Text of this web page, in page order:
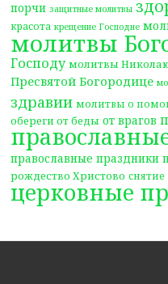
порчи защитные молитвы
красота крещение Господне
молитвы
Господу молитвы
Пресвятой Богородице
здравии молитвы о
обереги от беды от врагов
православные праздники
рождество Христово
церковные